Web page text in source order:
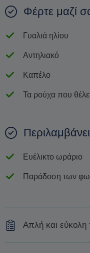
Φέρτε μαζί
Γυαλιά ηλίου
Αντηλιακό
Καπέλο
Τα ρούχα που
Περιλαμβάνει
Ευέλικτο ωράριο
Παράδοση των
Απλή και εύκολη